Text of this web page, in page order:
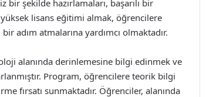
şekilde hazırlamaları, başarılı bir
lisans eğitimi almak, öğrencilere
adım atmalarına yardımcı olmaktadır.
alanında derinlemesine bilgi edinmek ve
Program, öğrencilere teorik bilgi
fırsatı sunmaktadır. Öğrenciler, alanında